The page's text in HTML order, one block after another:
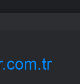
fiyatlandırıyor